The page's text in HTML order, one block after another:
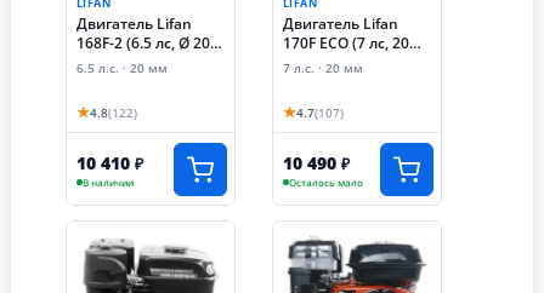
LIFAN
Двигатель Lifan
168F-2 (6.5 лс, Ø 20
мм)
6.5 л.с. · 20 мм
★4.8(122)
10 410 ₽
В наличии
Двигатель Lifan
170F ECO (7 лс, 20
мм)
7 л.с. · 20 мм
★4.7(107)
10 490 ₽
Осталось мало